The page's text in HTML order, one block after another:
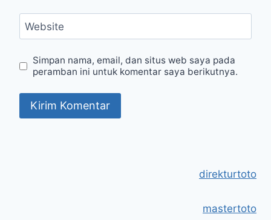
Website
Simpan nama, email, dan situs web saya pada
peramban ini untuk komentar saya berikutnya.
direkturtoto
mastertoto